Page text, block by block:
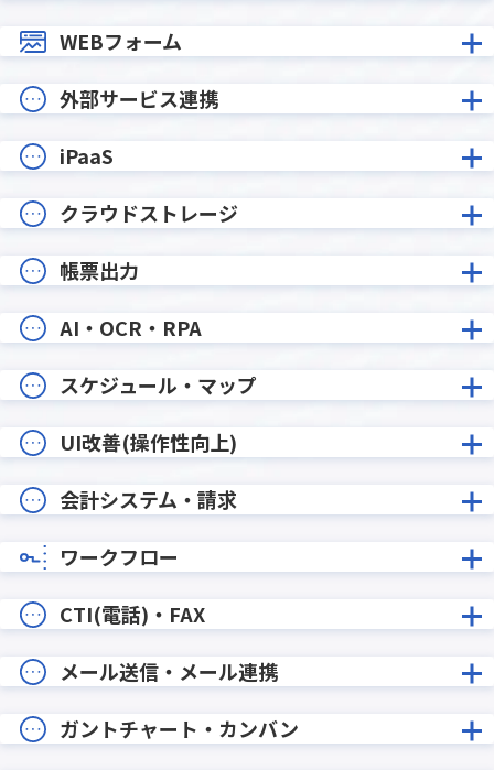
WEBフォーム
外部サービス連携
iPaaS
クラウドストレージ
帳票出力
AI・OCR・RPA
スケジュール・マップ
UI改善(操作性向上)
会計システム・請求
ワークフロー
CTI(電話)・FAX
メール送信・メール連携
ガントチャート・カンバン